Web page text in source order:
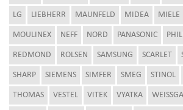
LG LIEBHERR MAUNFELD MIDEA MIELE
MOULINEX NEFF NORD PANASONIC
REDMOND ROLSEN SAMSUNG SCARLET
SHARP SIEMENS SIMFER SMEG STINOL
THOMAS VESTEL VITEK VYATKA